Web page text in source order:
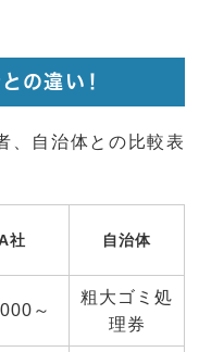
の違い！
、自治体との比較表
社 自治体
～
粗大ゴミ処
理券